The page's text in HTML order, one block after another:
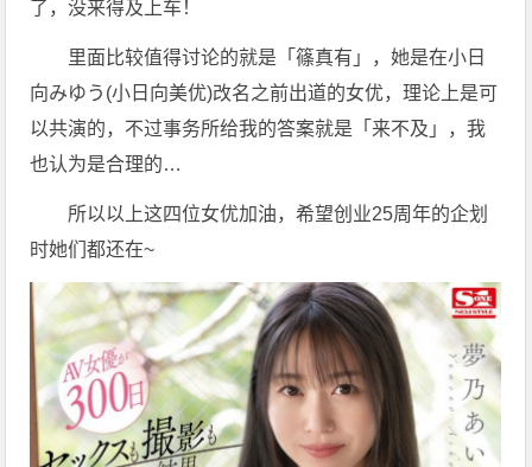
了，没来得及上车！
里面比较值得讨论的就是「篠真有」，她是在小日
向みゆう(小日向美优)改名之前出道的女优，理论上是可
以共演的，不过事务所给我的答案就是「来不及」，我
也认为是合理的…
所以以上这四位女优加油，希望创业25周年的企划
时她们都还在~